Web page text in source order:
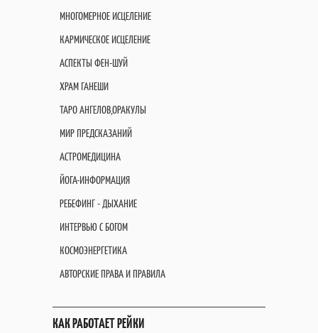
МНОГОМЕРНОЕ ИСЦЕЛЕНИЕ
КАРМИЧЕСКОЕ ИСЦЕЛЕНИЕ
АСПЕКТЫ ФЕН-ШУЙ
ХРАМ ГАНЕШИ
ТАРО АНГЕЛОВ,ОРАКУЛЫ
МИР ПРЕДСКАЗАНИЙ
АСТРОМЕДИЦИНА
ЙОГА-ИНФОРМАЦИЯ
РЕБЕФИНГ - ДЫХАНИЕ
ИНТЕРВЬЮ С БОГОМ
КОСМОЭНЕРГЕТИКА
АВТОРСКИЕ ПРАВА И ПРАВИЛА
КАК РАБОТАЕТ РЕЙКИ